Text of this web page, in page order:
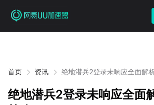
首页 资讯 绝地潜兵2登录未响应全面解
绝地潜兵2登录未响应全面